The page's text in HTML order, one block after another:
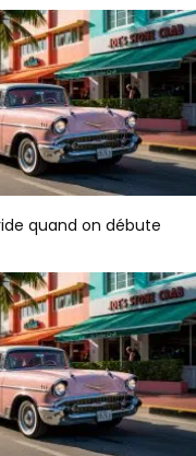
quand on débute